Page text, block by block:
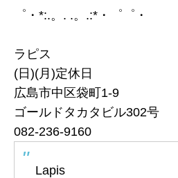
゜・*:.。. .。.:*・゜゜・
ラピス
(日)(月)定休日
広島市中区袋町1-9
ゴールドタカタビル302号
082-236-9160
Lapis